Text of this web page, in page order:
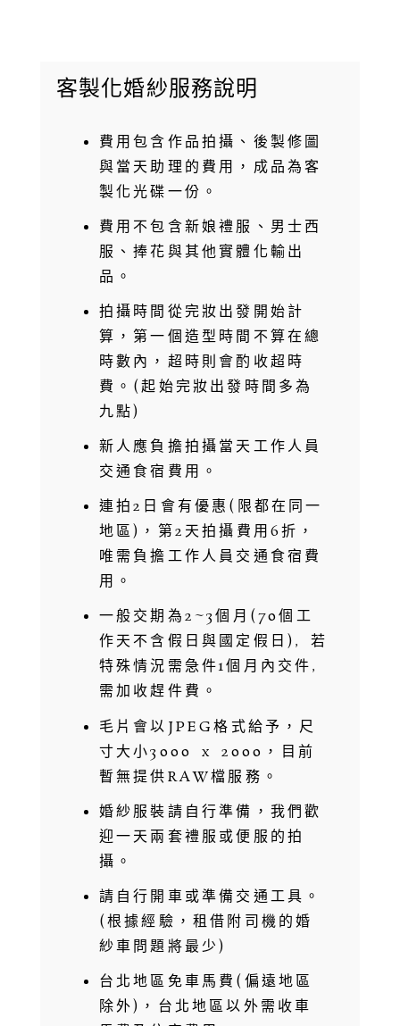
客製化婚紗服務說明
費用包含作品拍攝、後製修圖
與當天助理的費用，成品為客
製化光碟一份。
費用不包含新娘禮服、男士西
服、捧花與其他實體化輸出
品。
拍攝時間從完妝出發開始計
算，第一個造型時間不算在總
時數內，超時則會酌收超時
費。(起始完妝出發時間多為
九點)
新人應負擔拍攝當天工作人員
交通食宿費用。
連拍2日會有優惠(限都在同一
地區)，第2天拍攝費用6折，
唯需負擔工作人員交通食宿費
用。
一般交期為2~3個月(70個工
作天不含假日與國定假日), 若
特殊情況需急件1個月內交件,
需加收趕件費。
毛片會以JPEG格式給予，尺
寸大小3000 x 2000，目前
暫無提供RAW檔服務。
婚紗服裝請自行準備，我們歡
迎一天兩套禮服或便服的拍
攝。
請自行開車或準備交通工具。
(根據經驗，租借附司機的婚
紗車問題將最少)
台北地區免車馬費(偏遠地區
除外)，台北地區以外需收車